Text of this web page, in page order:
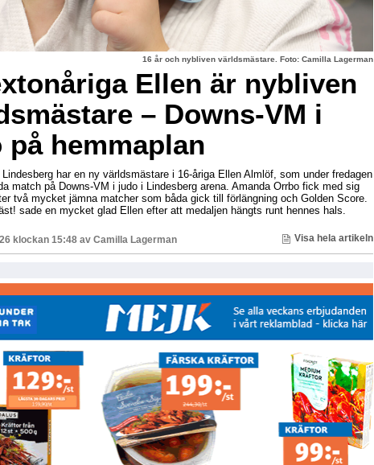
16 år och nybliven världsmästare. Foto: Camilla Lagerman
Ellen är nybliven
– Downs-VM i
på hemmaplan
har en ny världsmästare i 16-åriga Ellen Almlöf, som under fredagen
match på Downs-VM i judo i Lindesberg arena. Amanda Orrbo fick med sig
två mycket jämna matcher som båda gick till förlängning och Golden Score.
sade en mycket glad Ellen efter att medaljen hängts runt hennes hals.
klockan 15:48 av Camilla Lagerman Visa hela artikeln